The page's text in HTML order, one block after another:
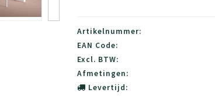
Artikelnummer:
EAN Code:
Excl. BTW:
Afmetingen:
Levertijd: